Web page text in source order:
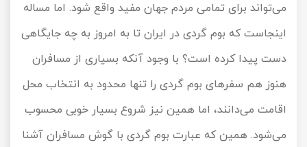
می‌تواند برای تمامی مردم جهان مفید واقع شود. اما مساله
اینجاست که بوم گردی در ایران تا به امروز به چه جایگاهی
دست پیدا کرده است؟ با وجود آنکه بسیاری از مسافران
هنوز هم سفرهای بوم گردی را تنها محدود به انتخاب محل
اقامت می‌دانند، اما همین نیز شروع بسیار خوبی محسوب
می‌شود. همین که عبارت بوم گردی با گوش مسافران آشنا